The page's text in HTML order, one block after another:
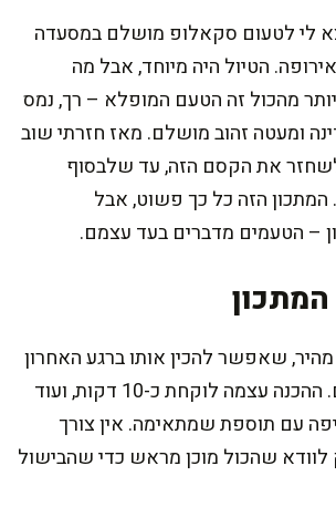
לי לטעום סקאלופ מושלם במסעדה
הטיול היה מיוחד, אבל מה
יותר מהכול זה הטעם המופלא – רך, נמס
ומעטה זהוב מושלם. מאז חזרתי שוב
את הקסם הזה, עד שלבסוף
המתכון הזה כל כך פשוט, אבל
– הטעמים מדברים בעד עצמם.
שאפשר להכין אותו ברגע האחרון
ולהרשים את כולם. ההכנה עצמה לוקחת כ-10 דקות, ועוד
עם תוספת שמתאימה. אין צורך
שהכול מוכן מראש כדי שהבישול